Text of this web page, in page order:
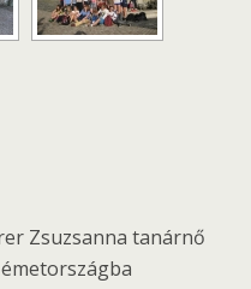
Zsuzsanna tanárnő